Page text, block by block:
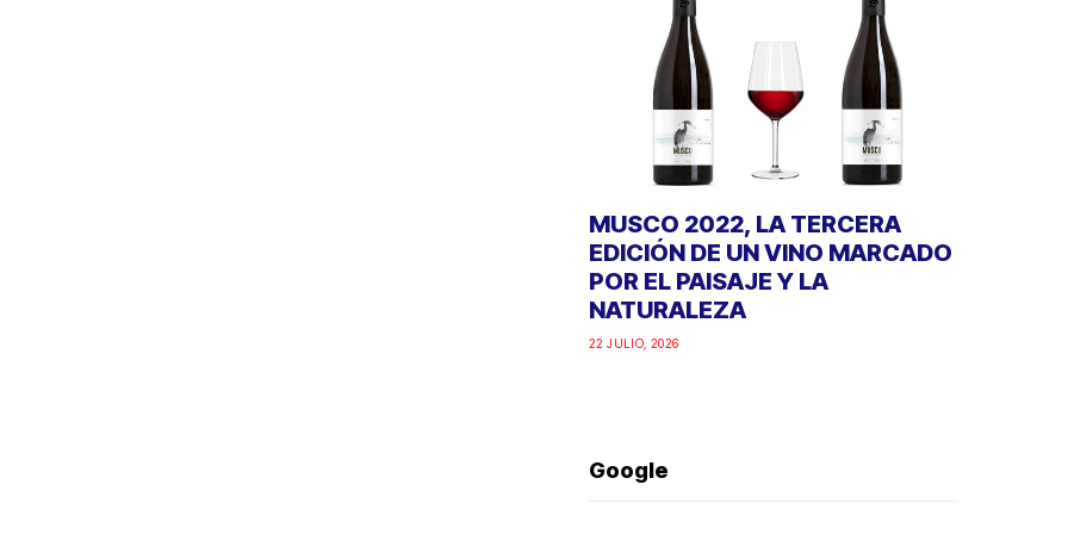
MUSCO 2022, LA TERCERA
EDICIÓN DE UN VINO MARCADO
POR EL PAISAJE Y LA
NATURALEZA
22 JULIO, 2026
Google